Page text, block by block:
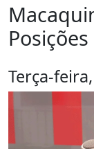
Terça-